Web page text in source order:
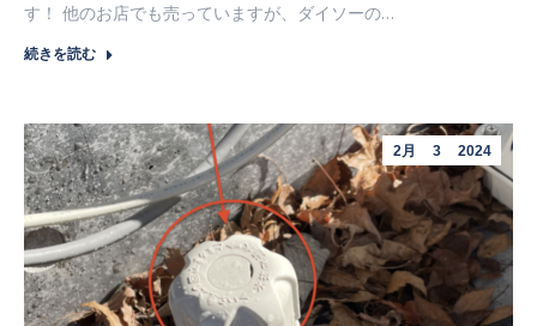
す！ 他のお店でも売っていますが、ダイソーの…
続きを読む
2月 3 2024